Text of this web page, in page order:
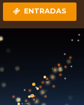
ENTRADAS